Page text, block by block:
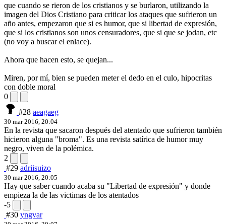
que cuando se rieron de los cristianos y se burlaron, utilizando la
imagen del Dios Cristiano para criticar los ataques que sufrieron un
año antes, empezaron que si es humor, que si libertad de expresión,
que si los cristianos son unos censuradores, que si que se jodan, etc
(no voy a buscar el enlace).
Ahora que hacen esto, se quejan...
Miren, por mí, bien se pueden meter el dedo en el culo, hipocritas
con doble moral
0
#28 aeagaeg
30 mar 2016, 20:04
En la revista que sacaron después del atentado que sufrieron también
hicieron alguna "broma". Es una revista satírica de humor muy
negro, viven de la polémica.
2
#29 adriisuizo
30 mar 2016, 20:05
Hay que saber cuando acaba su "Libertad de expresión" y donde
empieza la de las victimas de los atentados
-5
#30 yngvar